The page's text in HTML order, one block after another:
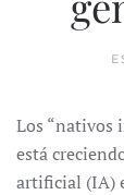
Los “nativos
está
artificial (IA)